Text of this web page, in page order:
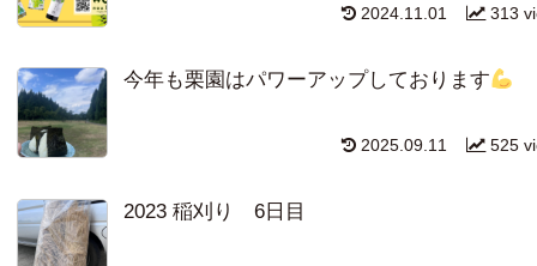
313
2024.11.01
今年も栗園はパワーアップしております
525
2025.09.11
2023 稲刈り 6日目